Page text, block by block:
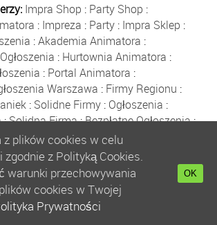
Impra Shop : Party Shop :
: Impreza : Party : Impra Sklep :
:Akademia Animatora :
: Hurtownia Animatora :
: Portal Animatora :
Warszawa : Firmy Regionu :
: Solidne Firmy: Ogłoszenia :
:Solidna Firma:Bezpłatne Ogłoszenia:
Czasu Wolnego:
Warszawa:sklep animatora
:Bezpłatne Ogłoszenia
:Kurs Animatora
:
Animatora Warszawa :Rumia
Poznań:
z plików cookies w celu
zgodnie z Polityką Cookies.
warunki przechowywania
cookies w Twojej
Prywatności
OK